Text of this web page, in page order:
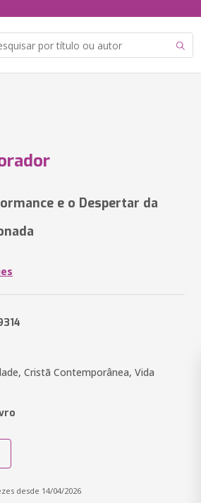
e o Despertar da
Cristã Contemporânea, Vida
desde 14/04/2026